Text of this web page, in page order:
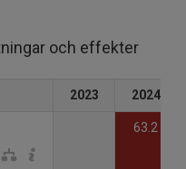
och effekter
2023 2024
63.2